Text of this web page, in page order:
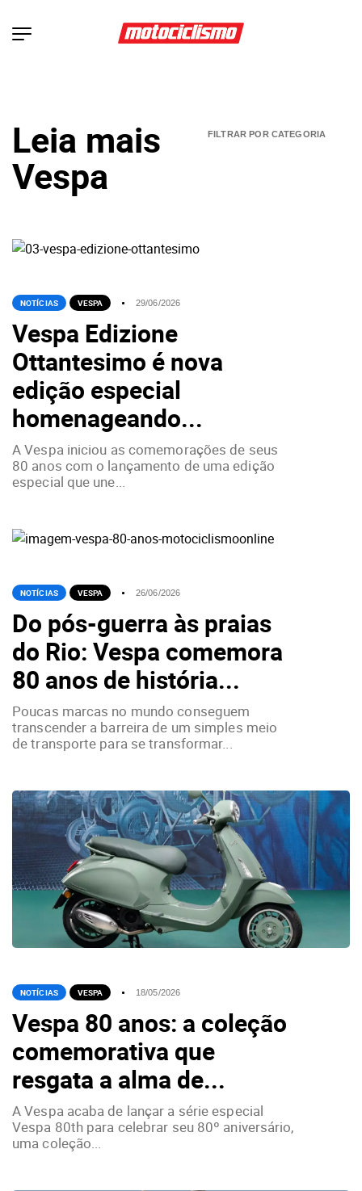
Leia mais
Vespa
NOTÍCIAS VESPA 29/06/2026
Vespa Edizione
Ottantesimo é nova
edição especial
homenageando...
A Vespa iniciou as comemorações de seus
80 anos com o lançamento de uma edição
especial que une...
NOTÍCIAS VESPA 26/06/2026
Do pós-guerra às praias
do Rio: Vespa comemora
80 anos de história...
Poucas marcas no mundo conseguem
transcender a barreira de um simples meio
de transporte para se transformar...
NOTÍCIAS VESPA 18/05/2026
Vespa 80 anos: a coleção
comemorativa que
resgata a alma de...
A Vespa acaba de lançar a série especial
Vespa 80th para celebrar seu 80º aniversário,
uma coleção...